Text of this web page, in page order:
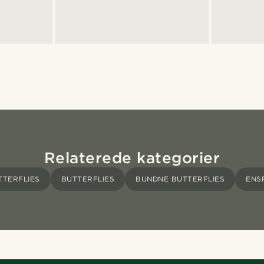
Relaterede kategorier
BUTTERFLIES BUNDNE BUTTERFLIES